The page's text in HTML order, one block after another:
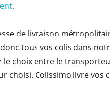
de livraison
tous vos colis dans
choix entre le
Colissimo livre vos